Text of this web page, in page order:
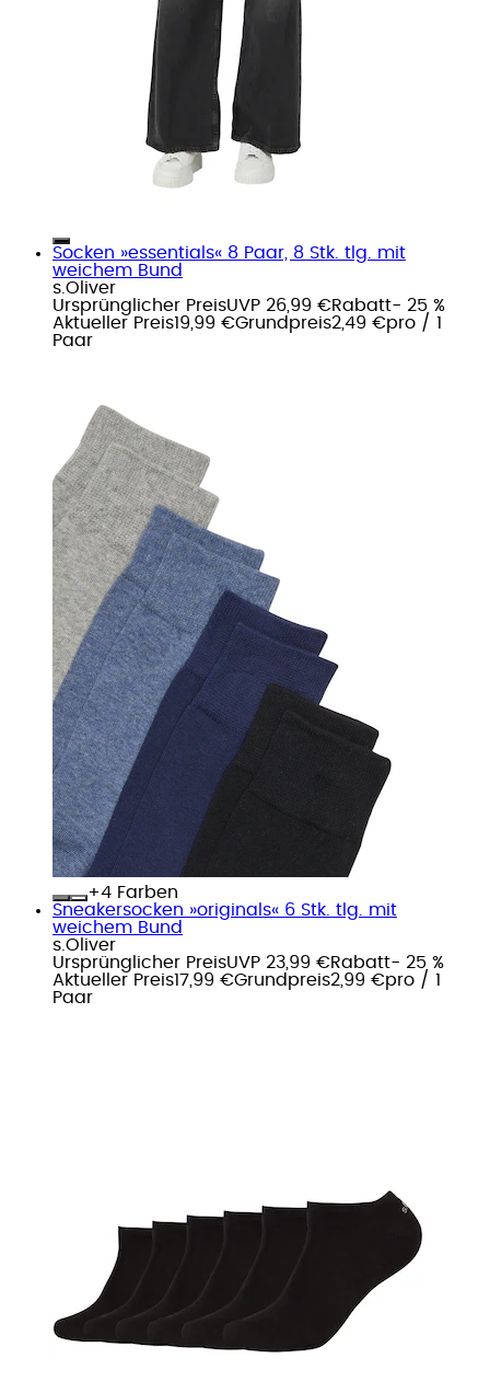
Socken »essentials« 8 Paar, 8 Stk. tlg. mit
weichem Bund
s.Oliver
Ursprünglicher PreisUVP 26,99 €Rabatt- 25 %
Aktueller Preis19,99 €Grundpreis2,49 €pro / 1
Paar
+
Farben
Sneakersocken »originals« 6 Stk. tlg. mit
weichem Bund
s.Oliver
Ursprünglicher PreisUVP 23,99 €Rabatt- 25 %
Aktueller Preis17,99 €Grundpreis2,99 €pro / 1
Paar